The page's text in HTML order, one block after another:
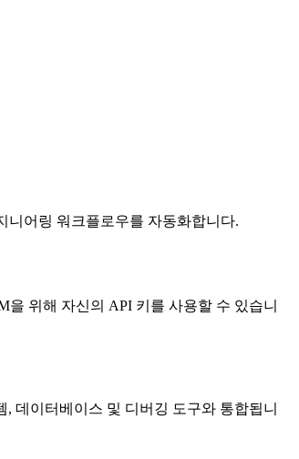
니어링 워크플로우를 자동화합니다.
을 위해 자신의 API 키를 사용할 수 있습니
데이터베이스 및 디버깅 도구와 통합됩니